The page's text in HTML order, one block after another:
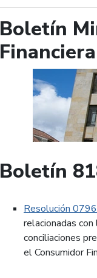
Boletín
Boletín
Resolución 0796
relacionadas
conciliaciones
el Consumidor